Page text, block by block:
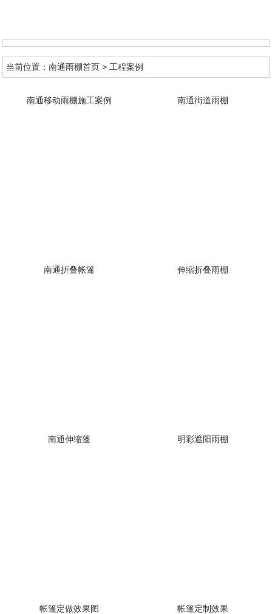
首页
关于明彩
当前位置：南通雨棚首页 > 工程案例
南通移动雨棚施工案例 南通街道雨棚
南通折叠帐篷 伸缩折叠雨棚
南通伸缩蓬 明彩遮阳雨棚
帐篷定做效果图 帐篷定制效果